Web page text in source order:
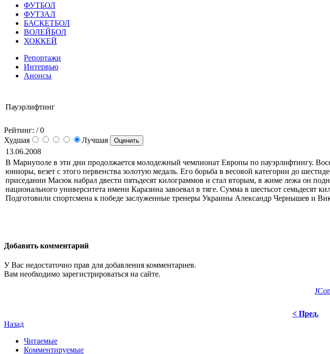
ФУТБОЛ
ФУТЗАЛ
БАСКЕТБОЛ
ВОЛЕЙБОЛ
ХОККЕЙ
Репортажи
Интервью
Анонсы
Пауэрлифтинг
Рейтинг: / 0
Худшая
Лучшая
13.06.2008
В Мариуполе в эти дни продолжается молодежный чемпионат Европы по пауэрлифтингу.
юниоры, везет с этого первенства золотую медаль. Его борьба в весовой категории до
приседании Масюк набрал двести пятьдесят килограммов и стал вторым, в жиме лежа он
национального университета имени Каразина завоевал в тяге. Сумма в шестьсот
Подготовили спортсмена к победе заслуженные тренеры Украины Александр Чернышев и
Добавить комментарий
У Вас недостаточно прав для добавления комментариев.
Вам необходимо зарегистрироваться на сайте.
< Пред.
Назад
Читаемые
Комментируемые